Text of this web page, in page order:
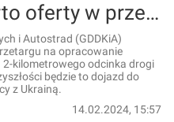
Droga S17: Otwarto oferty w przetargu na zaprojektowanie dojazdu do planowanego terminala na granicy z Ukrainą
i Autostrad (GDDKiA)
na opracowanie
kilometrowego odcinka drogi
będzie to dojazd do
z Ukrainą.
14.02.2024, 15:57